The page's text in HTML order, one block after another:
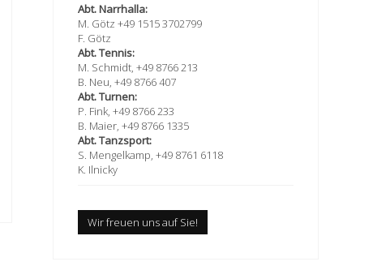
Abt. Narrhalla:
M. Götz +49 1515 3702799
F. Götz
Abt. Tennis:
M. Schmidt, +49 8766 213
B. Neu, +49 8766 407
Abt. Turnen:
P. Fink, +49 8766 233
B. Maier, +49 8766 1335
Abt. Tanzsport:
S. Mengelkamp, +49 8761 6118
K. Ilnicky
Wir freuen uns auf Sie!